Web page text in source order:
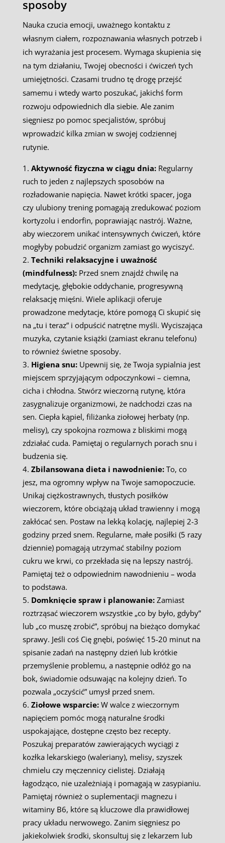
sposoby
Nauka czucia emocji, uważnego kontaktu z
własnym ciałem, rozpoznawania własnych potrzeb i
ich wyrażania jest procesem. Wymaga skupienia się
na tym działaniu, Twojej obecności i ćwiczeń tych
umiejętności. Czasami trudno tę drogę przejść
samemu i wtedy warto poszukać, jakichś form
rozwoju odpowiednich dla siebie. Ale zanim
sięgniesz po pomoc specjalistów, spróbuj
wprowadzić kilka zmian w swojej codziennej
rutynie.
Aktywność fizyczna w ciągu dnia:Regularny
ruch to jeden z najlepszych sposobów na
rozładowanie napięcia. Nawet krótki spacer, joga
czy ulubiony trening pomagają zredukować poziom
kortyzolu i endorfin, poprawiając nastrój. Ważne,
aby wieczorem unikać intensywnych ćwiczeń, które
mogłyby pobudzić organizm zamiast go wyciszyć.
Techniki relaksacyjne i uważność
(mindfulness):Przed snem znajdź chwilę na
medytację, głębokie oddychanie, progresywną
relaksację mięśni. Wiele aplikacji oferuje
prowadzone medytacje, które pomogą Ci skupić się
na „tu i teraz” i odpuścić natrętne myśli. Wyciszająca
muzyka, czytanie książki (zamiast ekranu telefonu)
to również świetne sposoby.
Higiena snu:Upewnij się, że Twoja sypialnia jest
miejscem sprzyjającym odpoczynkowi – ciemna,
cicha i chłodna. Stwórz wieczorną rutynę, która
zasygnalizuje organizmowi, że nadchodzi czas na
sen. Ciepła kąpiel, filiżanka ziołowej herbaty (np.
melisy), czy spokojna rozmowa z bliskimi mogą
zdziałać cuda. Pamiętaj o regularnych porach snu i
budzenia się.
Zbilansowana dieta i nawodnienie:To, co
jesz, ma ogromny wpływ na Twoje samopoczucie.
Unikaj ciężkostrawnych, tłustych posiłków
wieczorem, które obciążają układ trawienny i mogą
zakłócać sen. Postaw na lekką kolację, najlepiej 2-3
godziny przed snem. Regularne, małe posiłki (5 razy
dziennie) pomagają utrzymać stabilny poziom
cukru we krwi, co przekłada się na lepszy nastrój.
Pamiętaj też o odpowiednim nawodnieniu – woda
to podstawa.
Domknięcie spraw i planowanie:Zamiast
roztrząsać wieczorem wszystkie „co by było, gdyby”
lub „co muszę zrobić”, spróbuj na bieżąco domykać
sprawy. Jeśli coś Cię gnębi, poświęć 15-20 minut na
spisanie zadań na następny dzień lub krótkie
przemyślenie problemu, a następnie odłóż go na
bok, świadomie odsuwając na kolejny dzień. To
pozwala „oczyścić” umysł przed snem.
Ziołowe wsparcie:W walce z wieczornym
napięciem pomóc mogą naturalne środki
uspokajające, dostępne często bez recepty.
Poszukaj preparatów zawierających wyciągi z
kozłka lekarskiego (waleriany), melisy, szyszek
chmielu czy męczennicy cielistej. Działają
łagodząco, nie uzależniają i pomagają w zasypianiu.
Pamiętaj również o suplementacji magnezu i
witaminy B6, które są kluczowe dla prawidłowej
pracy układu nerwowego. Zanim sięgniesz po
jakiekolwiek środki, skonsultuj się z lekarzem lub